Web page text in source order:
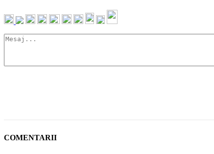
COMENTARII